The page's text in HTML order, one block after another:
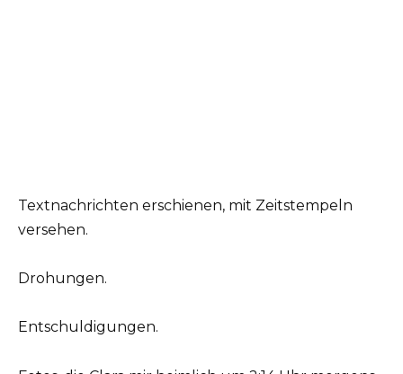
Textnachrichten erschienen, mit Zeitstempeln
versehen.
Drohungen.
Entschuldigungen.